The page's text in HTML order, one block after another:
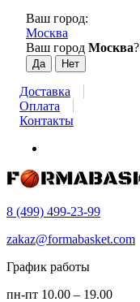
Ваш город:
Москва
Ваш город Москва?
Доставка
Оплата
Контакты
8 (499) 499-23-99
zakaz@formabasket.com
График работы
пн-пт 10.00 – 19.00